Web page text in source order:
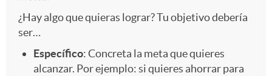
a
u
-
t
1
¿Hay algo que quieras lograr? Tu objetivo debería
ser…
Específico: Concreta la meta que quieres
alcanzar. Por ejemplo: si quieres ahorrar para